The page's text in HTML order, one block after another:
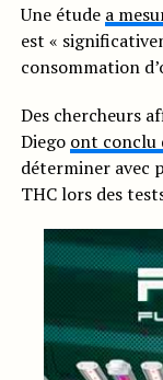
Une étude a
est «
consommation
Des chercheurs
Diego ont conclu
déterminer avec
THC lors des